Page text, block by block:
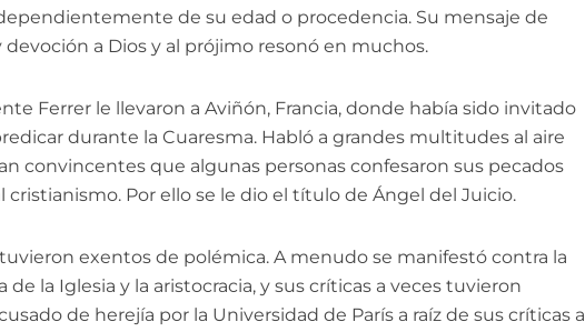
de su edad o procedencia. Su mensaje de
a Dios y al prójimo resonó en muchos.
Ferrer le llevaron a Aviñón, Francia, donde había sido invitado
durante la Cuaresma. Habló a grandes multitudes al aire
convincentes que algunas personas confesaron sus pecados
Por ello se le dio el título de Ángel del Juicio.
exentos de polémica. A menudo se manifestó contra la
la Iglesia y la aristocracia, y sus críticas a veces tuvieron
de herejía por la Universidad de París a raíz de sus críticas a